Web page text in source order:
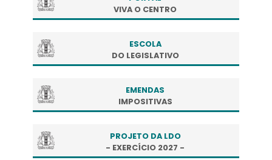
VIVA O CENTRO
ESCOLA
DO LEGISLATIVO
EMENDAS
IMPOSITIVAS
PROJETO DA LDO
- EXERCÍCIO 2027 -